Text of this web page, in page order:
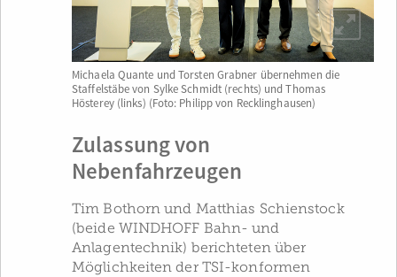
Michaela Quante und Torsten Grabner übernehmen die
Staffelstäbe von Sylke Schmidt (rechts) und Thomas
Hösterey (links) (Foto: Philipp von Recklinghausen)
Zulassung von
Nebenfahrzeugen
Tim Bothorn und Matthias Schienstock
(beide WINDHOFF Bahn- und
Anlagentechnik) berichteten über
Möglichkeiten der TSI-konformen